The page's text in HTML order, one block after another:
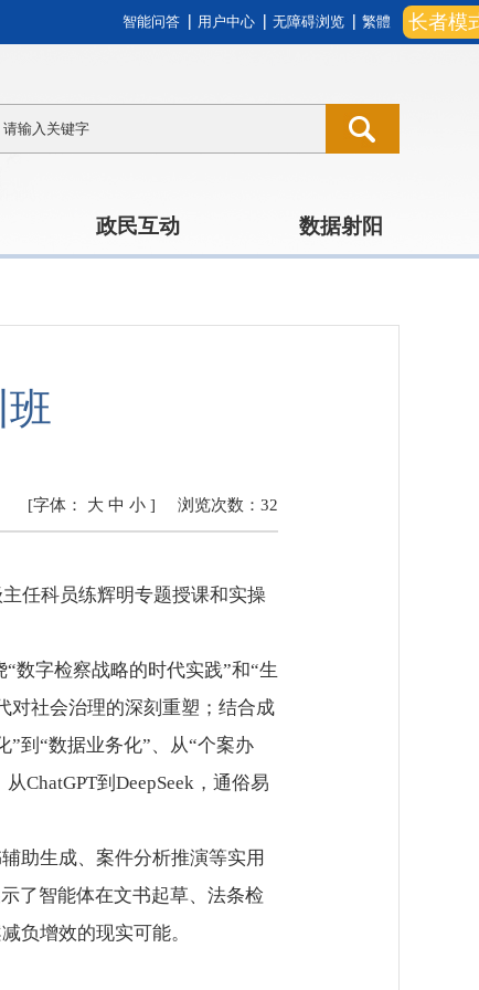
长者模
智能问答 用户中心 无障碍浏览 繁體
政民互动 数据射阳
浏览次数： 32
[字体： 大 中 小 ]
任科员练辉明专题授课和实操
字检察战略的时代实践”和“生
对社会治理的深刻重塑；结合成
到“数据业务化”、从“个案办
ChatGPT到DeepSeek，通俗易
助生成、案件分析推演等实用
了智能体在文书起草、法条检
负增效的现实可能。